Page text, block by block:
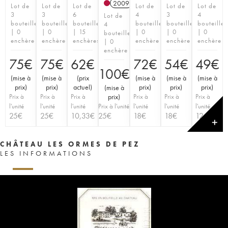
Lot de
3
bouteilles
| 0
enchère
75€
(mise à
prix)
Prix à
l'unité
25€
Lot de
3
bouteilles
| 0
enchère
75€
(mise à
prix)
Prix à
l'unité
25€
Lot de
6
bouteilles
| 15
enchères
62€
(prix
actuel)
Prix à
l'unité
10,33€
2009
Lot de
4
bouteilles
| 0
enchère
100€
(mise à
prix)
Prix à l'unité
25€
Lot de
4
bouteilles
| 0
enchère
72€
(mise à
prix)
Prix à
l'unité
18€
Lot de
3
bouteilles
| 0
enchère
54€
(mise à
prix)
Prix à
l'unité
18€
Lot de
4
bouteilles
| 0
enchère
49€
(mise à
prix)
Prix à
l'unité
12,25
✕
CHÂTEAU LES ORMES DE PEZ
LES INFORMATIONS